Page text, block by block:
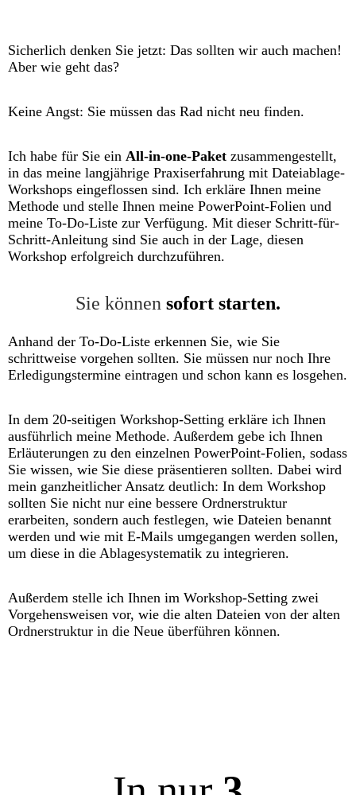
Sicherlich denken Sie jetzt: Das sollten wir auch machen!
Aber wie geht das?
Keine Angst: Sie müssen das Rad nicht neu finden.
Ich habe für Sie ein All-in-one-Paket zusammengestellt,
in das meine langjährige Praxiserfahrung mit Dateiablage-
Workshops eingeflossen sind. Ich erkläre Ihnen meine
Methode und stelle Ihnen meine PowerPoint-Folien und
meine To-Do-Liste zur Verfügung. Mit dieser Schritt-für-
Schritt-Anleitung sind Sie auch in der Lage, diesen
Workshop erfolgreich durchzuführen.
Sie können sofort starten.
Anhand der To-Do-Liste erkennen Sie, wie Sie
schrittweise vorgehen sollten. Sie müssen nur noch Ihre
Erledigungstermine eintragen und schon kann es losgehen.
In dem 20-seitigen Workshop-Setting erkläre ich Ihnen
ausführlich meine Methode. Außerdem gebe ich Ihnen
Erläuterungen zu den einzelnen PowerPoint-Folien, sodass
Sie wissen, wie Sie diese präsentieren sollten. Dabei wird
mein ganzheitlicher Ansatz deutlich: In dem Workshop
sollten Sie nicht nur eine bessere Ordnerstruktur
erarbeiten, sondern auch festlegen, wie Dateien benannt
werden und wie mit E-Mails umgegangen werden sollen,
um diese in die Ablagesystematik zu integrieren.
Außerdem stelle ich Ihnen im Workshop-Setting zwei
Vorgehensweisen vor, wie die alten Dateien von der alten
Ordnerstruktur in die Neue überführen können.